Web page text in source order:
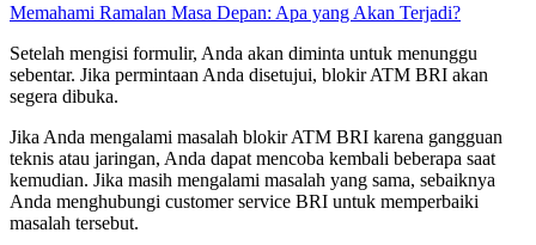
Memahami Ramalan Masa Depan: Apa yang Akan Terjadi?
Setelah mengisi formulir, Anda akan diminta untuk menunggu
sebentar. Jika permintaan Anda disetujui, blokir ATM BRI akan
segera dibuka.
Jika Anda mengalami masalah blokir ATM BRI karena gangguan
teknis atau jaringan, Anda dapat mencoba kembali beberapa saat
kemudian. Jika masih mengalami masalah yang sama, sebaiknya
Anda menghubungi customer service BRI untuk memperbaiki
masalah tersebut.